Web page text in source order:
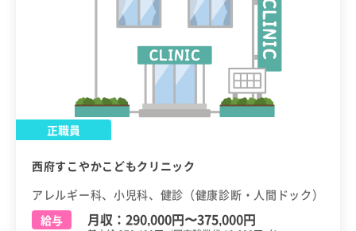
正職員
西府すこやかこどもクリニック
アレルギー科、小児科、健診（健康診断・人間ドック）
給与
月収： 290,000円〜375,000円